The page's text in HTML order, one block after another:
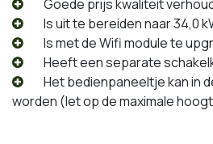
​Goede prijs kwaliteit
​Is uit te bereiden naar 34,0
​Is met de Wifi module te
​Heeft een separate
​Het bedienpaneeltje kan in
worden (let op de maximale